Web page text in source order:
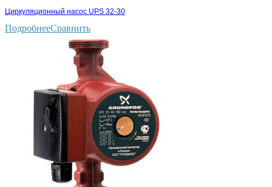
Циркуляционный насос UPS 32-30
ПодробнееСравнить